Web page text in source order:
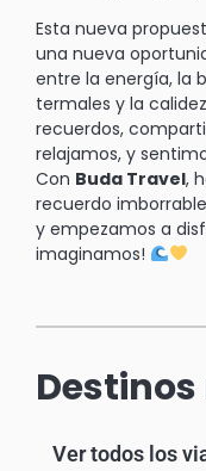
Esta nueva
una nueva
entre la energía, la
termales y la
recuerdos,
relajamos, y
Con Buda Travel,
recuerdo
y empezamos a
imaginamos!
Ver todos los